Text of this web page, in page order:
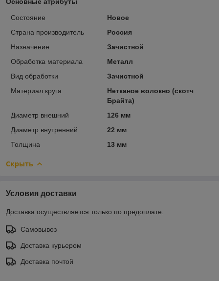
Состояние
Новое
Страна производитель
Россия
Назначение
Зачистной
Обработка материала
Металл
Вид обработки
Зачистной
Материал круга
Нетканое волокно (скотч
Брайта)
Диаметр внешний
126 мм
Диаметр внутренний
22 мм
Толщина
13 мм
Скрыть
Условия доставки
Доставка осуществляется только по предоплате.
Самовывоз
Доставка курьером
Доставка почтой